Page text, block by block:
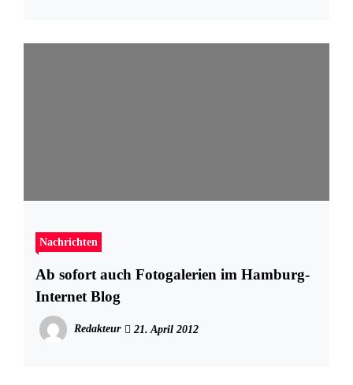
Nachrichten
Ab sofort auch Fotogalerien im Hamburg-
Internet Blog
Redakteur 21. April 2012